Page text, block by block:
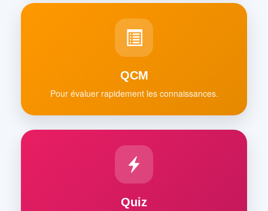
QCM
Pour évaluer rapidement les connaissances.
Quiz